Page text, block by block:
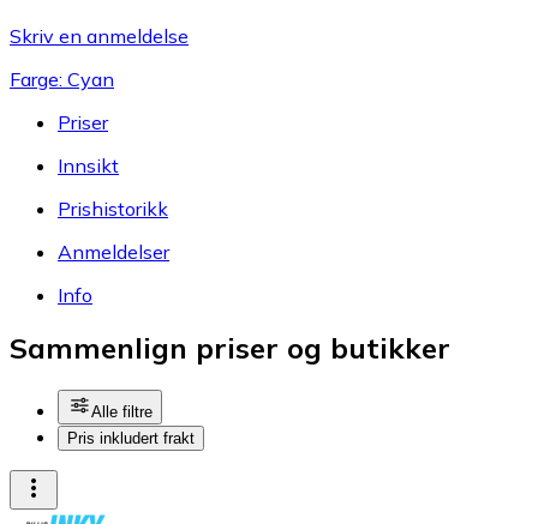
Skriv en anmeldelse
Farge: Cyan
Priser
Innsikt
Prishistorikk
Anmeldelser
Info
Sammenlign priser og butikker
Alle filtre
Pris inkludert frakt